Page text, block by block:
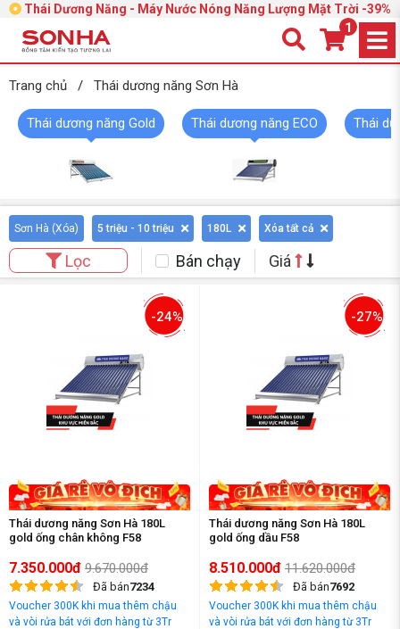
Thái Dương Năng - Máy Nước Nóng Năng Lượng Mặt Trời -39%
1
Trang chủ / Thái dương năng Sơn Hà
Thái dương năng Gold Thái dương năng ECO Thái
Sơn Hà (Xóa) 5 triệu - 10 triệu 180L Xóa tất cả
Lọc Bán chạy Giá
-24%
Thái dương năng Sơn Hà 180L
gold ống chân không F58
7.350.000đ 9.670.000đ
Đã bán7234
Voucher 300K khi mua thêm chậu
và vòi rửa bát với đơn hàng từ 3Tr
-27%
Thái dương năng Sơn Hà 180L
gold ống dầu F58
8.510.000đ 11.620.000đ
Đã bán7692
Voucher 300K khi mua thêm chậu
và vòi rửa bát với đơn hàng từ 3Tr